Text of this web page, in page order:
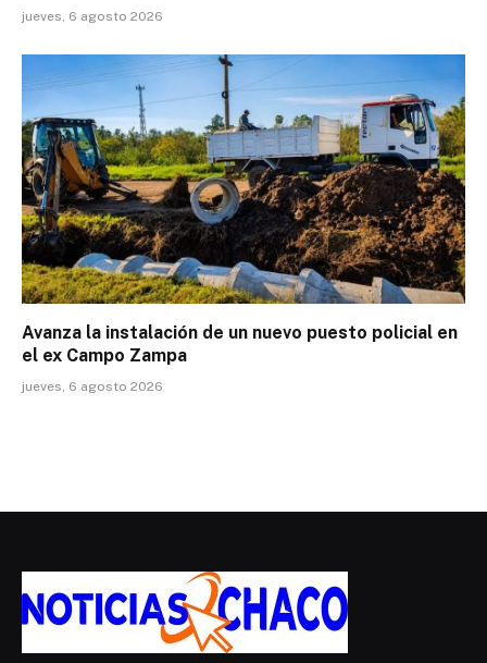
jueves, 6 agosto 2026
Avanza la instalación de un nuevo puesto policial en
el ex Campo Zampa
jueves, 6 agosto 2026